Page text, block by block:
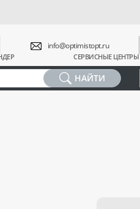
СЕРВИСНЫЕ ЦЕНТРЫ
info@optimistopt.ru
НАЙТИ